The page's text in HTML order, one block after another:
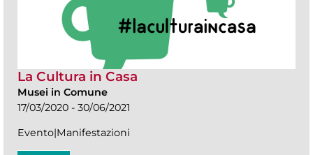
La Cultura in Casa
Musei in Comune
17/03/2020 - 30/06/2021
Evento|Manifestazioni